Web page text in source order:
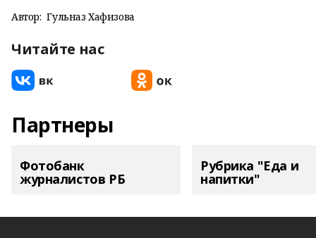
Автор: Гульназ Хафизова
Читайте нас
Партнеры
Фотобанк
журналистов РБ
Рубрика "Еда и
напитки"